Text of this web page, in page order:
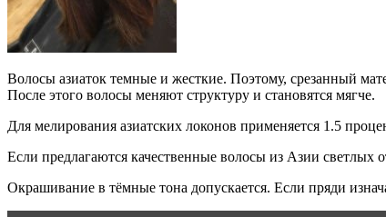
Волосы азиаток темные и жесткие. Поэтому, срезанный
После этого волосы меняют структуру и становятся мягче.
Для мелирования азиатских локонов применяется 1.5
Если предлагаются качественные волосы из Азии светлых
Окрашивание в тёмные тона допускается. Если пряди